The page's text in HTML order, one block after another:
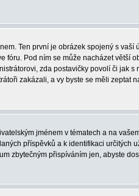
Ten první je obrázek spojený s vaší
fóru. Pod ním se může nacházet větší
zda postavičky povolí či jak s
zakázali, a vy byste se měli zeptat
jménem v tématech a na
příspěvků a k identifikaci určitých
zbytečným přispíváním jen, abyste